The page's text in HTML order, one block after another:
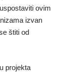
ovim
izvan
štiti od
projekta